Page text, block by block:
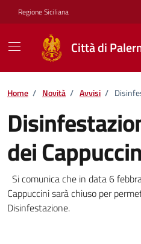
Vai ai contenuti
Vai al footer
Regione Siciliana
Città di
Home / Novità / Avvisi /
dei
Dettagli della
Si comunica che in data 6
Cappuccini sarà chiuso per
Disinfestazione.